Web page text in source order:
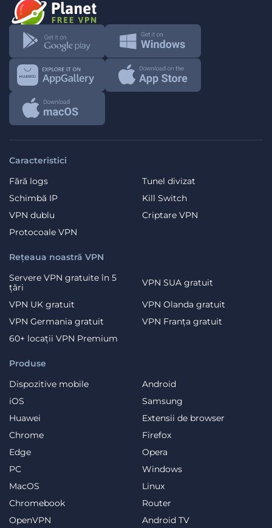
Caracteristici
Fără logs
Tunel divizat
Schimbă IP
Kill Switch
VPN dublu
Criptare VPN
Protocoale VPN
Produse
Dispozitive mobile
Android
iOS
Samsung
Huawei
Extensii de browser
Chrome
Firefox
Edge
Opera
PC
Windows
MacOS
Linux
Chromebook
Router
OpenVPN
Android TV
Rețeaua noastră VPN
Servere VPN gratuite în 5
țări
VPN SUA gratuit
VPN UK gratuit
VPN Olanda gratuit
VPN Germania gratuit
VPN Franța gratuit
60+ locații VPN Premium